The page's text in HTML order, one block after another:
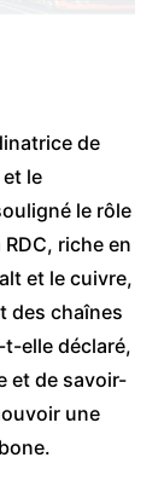
de
le
le rôle
riche en
et le cuivre,
des chaînes
elle déclaré,
et de savoir-
une